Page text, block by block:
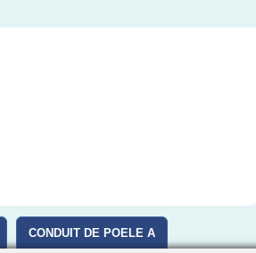
CONDUIT DE POELE A